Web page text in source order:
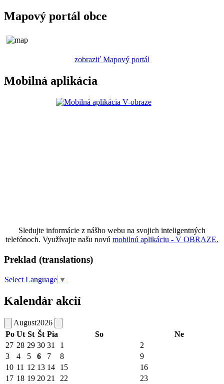
Mapový portál obce
zobraziť Mapový portál
Mobilná aplikácia
Sledujte informácie z nášho webu na svojich inteligentných
telefónoch. Využívajte našu novú mobilnú aplikáciu - V OBRAZE.
Preklad (translations)
Select Language ▼
Kalendár akcií
August2026
Po Ut St Št Pia So
Ne
27 28 29 30 31 1
2
3
4 5 6 7 8
9
10 11 12 13 14 15
16
17 18 19 20 21 22 23